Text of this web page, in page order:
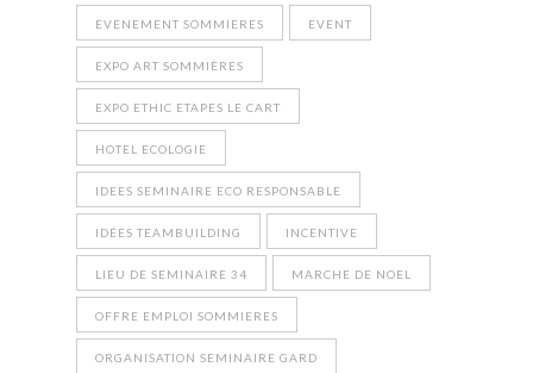
EVENEMENT SOMMIERES EVENT
EXPO ART SOMMIÈRES
EXPO ETHIC ETAPES LE CART
HOTEL ECOLOGIE
IDEES SEMINAIRE ECO RESPONSABLE
IDÉES TEAMBUILDING INCENTIVE
LIEU DE SEMINAIRE 34 MARCHE DE NOEL
OFFRE EMPLOI SOMMIERES
ORGANISATION SEMINAIRE GARD